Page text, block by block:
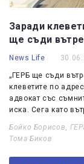
Заради
ще съди
News Life
„ГЕРБ ще съди
клеветите по
адвокат със
иска. Сега като
Бойко Борисов,
Тома Биков